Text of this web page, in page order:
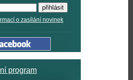
o zasílání novinek
program